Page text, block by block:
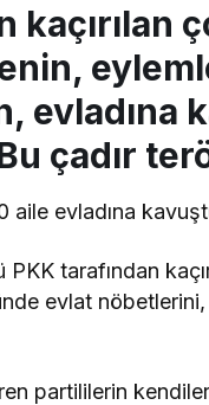
kaçırılan
evladına
çadır
tarafından
evlat nöbetlerini,
partililerin